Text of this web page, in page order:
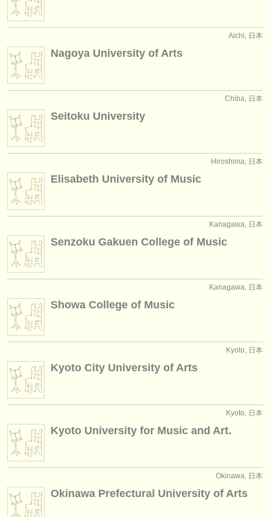
音楽学校
ユース オーケストラ
musicalchairs:
musicalchairsについて
お問い合わせ
rss feeds
出版社:
掲載方法
find out about our
ATS
Aichi, 日本
Nagoya University of Arts
Chiba, 日本
Seitoku University
Hiroshima, 日本
Elisabeth University of Music
Kanagawa, 日本
Senzoku Gakuen College of Music
Kanagawa, 日本
Showa College of Music
Kyoto, 日本
Kyoto City University of Arts
Kyoto, 日本
Kyoto University for Music and Art.
Okinawa, 日本
Okinawa Prefectural University of Arts